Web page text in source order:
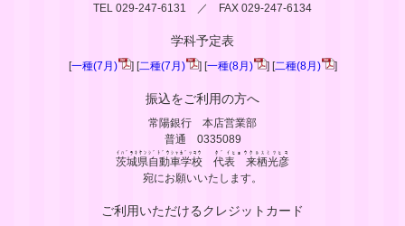
TEL 029-247-6131 ／ FAX 029-247-6134
学科予定表
[一種(7月) ] [二種(7月) ] [一種(8月) ] [二種(8月) ]
振込をご利用の方へ
常陽銀行 本店営業部
普通 0335089
茨城県自動車学校
ｲﾊﾞﾗｷｹﾝｼﾞﾄﾞｳｼｬｶﾞｯｺｳ
代表 来栖光彦
ﾀﾞｲﾋｮｳｸﾙｽﾐﾂﾋｺ
宛にお願いいたします。
ご利用いただけるクレジットカード